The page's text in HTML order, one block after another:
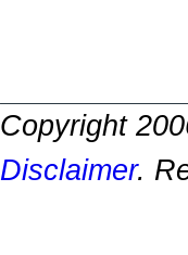
Copyright
Disclaimer.